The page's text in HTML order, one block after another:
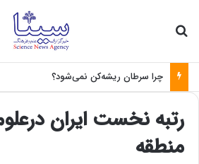
چرا سرطان ریشه‌کن نمی‌شود؟
رتبه نخست ایران
منطقه